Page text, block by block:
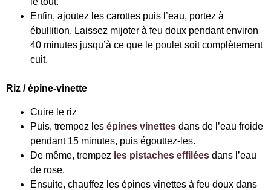
Enfin, ajoutez les carottes puis l’eau, portez à
ébullition. Laissez mijoter à feu doux pendant environ
40 minutes jusqu’à ce que le poulet soit complètement
cuit.
Riz / épine-vinette
Cuire le riz
Puis, trempez les épines vinettes dans de l’eau froide
pendant 15 minutes, puis égouttez-les.
De même, trempez les pistaches effilées dans l’eau
de rose.
Ensuite, chauffez les épines vinettes à feu doux dans